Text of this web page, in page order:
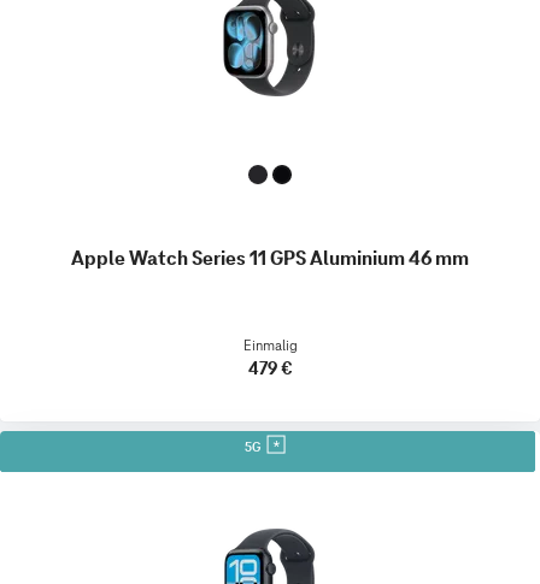
Apple Watch Series 11 GPS Aluminium 46 mm
Einmalig
479 €
5G